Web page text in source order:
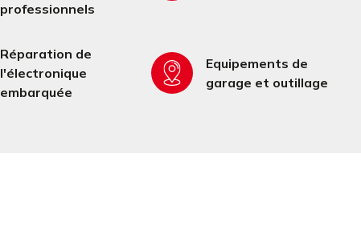
professionnels
Réparation de
l'électronique
embarquée
Equipements de
garage et outillage